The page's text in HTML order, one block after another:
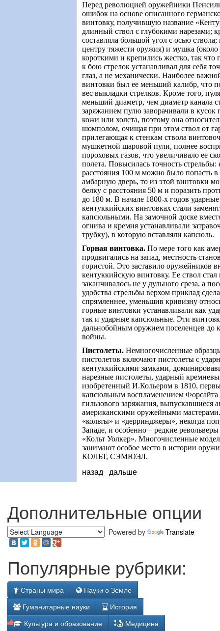
Перед революцией оружейники
ошибок на основе описанного
винтовку, получившую название
длинный ствол с глубокими нарезами;
составляла большой угол с осью
центру тяжести оружия) и мушка (около
короткими и крепились жестко, так
к бою стрелок устанавливал для себя
глаз, а не механически. Наиболее
винтовки был ее меньший калибр, что
вес выкладки стрелков. Кроме того,
меньший диаметр, чем диаметр канала
заряжанием пулю заворачивали в кусок
кожи или холста, поэтому она
шомполом, очищая при этом ствол от
прилегающая к стенкам ствола
мушкетной шаровой пули, полнее
пороховых газов, что увеличивало ее
полета. Повысилась точность стрельбы:
расстояния 100 м можно было попасть
амбарную дверь, то из этой винтовки
белку с расстояния 50 м и поразить
до 180 м. В начале 1800-х годов
кентуккийских винтовках стали
капсюльными. На замочной доске
огнива и кремня устанавливали
трубку), в которую вставляли капсюль.
Горная винтовка. По мере того как
продвигались на запад, местность
гористой. Это заставило оружейников
кентуккийскую винтовку. Ее ствол стал
заканчивалось не у дульного среза, а
удобства стрельбы верхом приклад
спрямленнее, уменьшив кривизну
горные винтовки устанавливали как
так и ударные капсюльные. Эти
дальнобойным оружием поселенцев до
войны.
Пистолеты. Немногочисленные
пистолетов включают пистолеты с
кентуккийскими замками,
нарезные пистолеты, ударный
изобретенный И.Кольером в 1810,
капсюльным воспламенением Форсайта
гильзового заряжания, выпускавшиеся
американскими оружейными
«кольты» и «дерринджеры», некогда
Западе, и особенно – редкие
«Кольт Уолкер». Многочисленные
занимают особое место в истории
КОЛЬТ, СЭМЮЭЛ.
назад дальше
Дополнительные опции
Powered by Translate
Популярные рубрики:
Страны мира
Науки о Земле
Гуманитарные науки
История
Культура и образование
Медицина